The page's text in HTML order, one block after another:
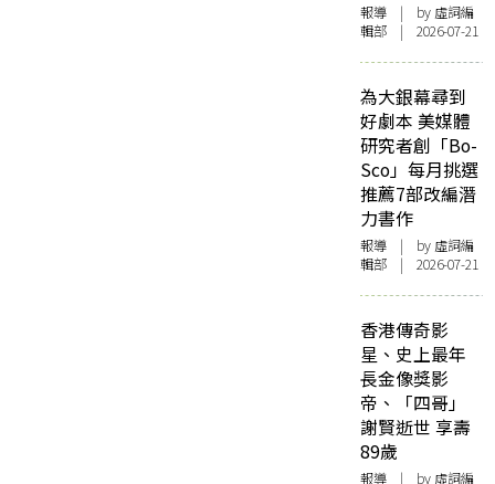
報導 | by 虛詞編
輯部 | 2026-07-21
為大銀幕尋到
好劇本 美媒體
研究者創「Bo-
Sco」每月挑選
推薦7部改編潛
力書作
報導 | by 虛詞編
輯部 | 2026-07-21
香港傳奇影
星、史上最年
長金像獎影
帝、「四哥」
謝賢逝世 享壽
89歲
報導 | by 虛詞編